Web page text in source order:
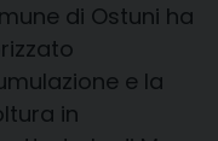
di Ostuni ha
e la
in